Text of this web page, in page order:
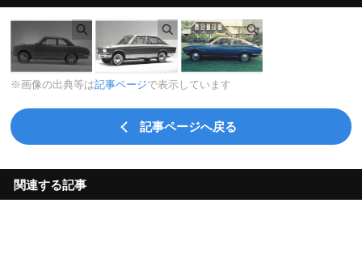
※画像の出典等は記事ページで表示しています
記事ページへ戻る
関連する記事